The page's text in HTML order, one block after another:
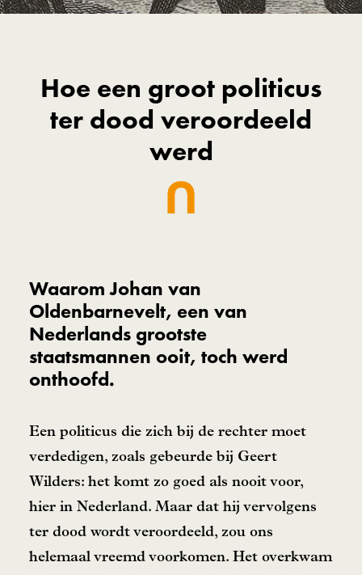
Hoe een groot politicus
ter dood veroordeeld
werd
Waarom Johan van
Oldenbarnevelt, een van
Nederlands grootste
staatsmannen ooit, toch werd
onthoofd.
Een politicus die zich bij de rechter moet
verdedigen, zoals gebeurde bij Geert
Wilders: het komt zo goed als nooit voor,
hier in Nederland. Maar dat hij vervolgens
ter dood wordt veroordeeld, zou ons
helemaal vreemd voorkomen. Het overkwam